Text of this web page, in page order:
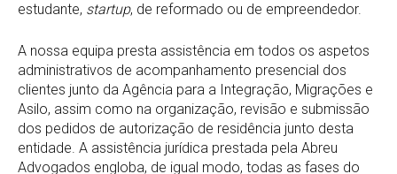
estudante, startup, de reformado ou de empreendedor.
A nossa equipa presta assistência em todos os aspetos
administrativos de acompanhamento presencial dos
clientes junto da Agência para a Integração, Migrações e
Asilo, assim como na organização, revisão e submissão
dos pedidos de autorização de residência junto desta
entidade. A assistência jurídica prestada pela Abreu
Advogados engloba, de igual modo, todas as fases do